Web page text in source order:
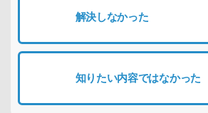
解決しなかった
知りたい内容ではなかった